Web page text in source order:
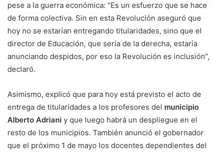
pese a la guerra económica: “Es un esfuerzo que se hace
de forma colectiva. Sin en esta Revolución aseguró que
hoy no se estarían entregando titularidades, sino que el
director de Educación, que sería de la derecha, estaría
anunciando despidos, por eso la Revolución es inclusión”,
declaró.
Asimismo, explicó que para hoy está previsto el acto de
entrega de titularidades a los profesores del municipio
Alberto Adriani y que luego habrá un despliegue en el
resto de los municipios. También anunció el gobernador
que el próximo 1 de mayo los docentes dependientes del